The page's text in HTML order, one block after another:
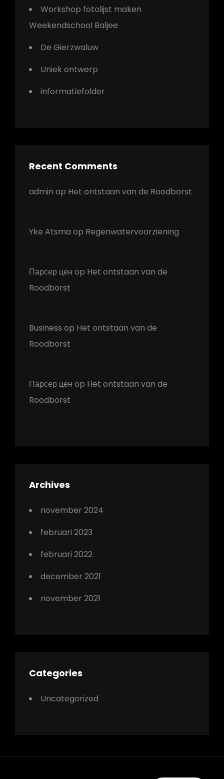
Workshop fotolijst maken
Weekendschool Baljee
De Gierzwaluw
Uniek ontwerp
informatiefolder
Recent Comments
admin op Het ontstaan van de Roodborst
Yke Atsma op Regenwatervoorziening
Парсер цен op Het ontstaan van de
Roodborst
Business op Het ontstaan van de
Roodborst
Парсер цен op Het ontstaan van de
Roodborst
Archives
november 2024
februari 2023
februari 2022
december 2021
november 2021
Categories
Uncategorized